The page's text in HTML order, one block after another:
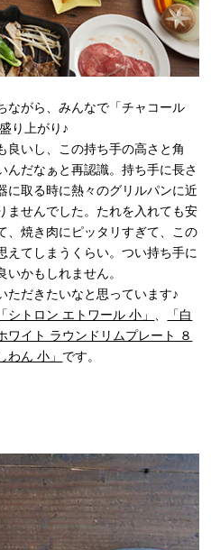
ながら、みんなで「チャコール
り上がり♪
良いし、この持ち手の高さと角
んだなぁと再認識。持ち手に長さ
に取る時に熱々のグリルパンに近
ませんでした。たれを入れても安
、焼き肉にピッタリすぎて、この
えてしまうくらい。つい持ち手に
かもしれません。
ただきたいなと思っています♪
「シトロン エトワール 小」 、
「白
ワイト ラウンドリムプレート ８
わん 小」 です。